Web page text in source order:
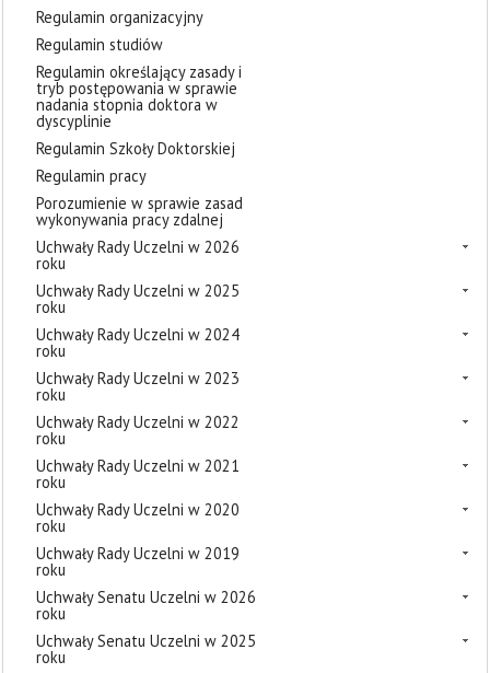
Regulamin organizacyjny
Regulamin studiów
Regulamin określający zasady i
tryb postępowania w sprawie
nadania stopnia doktora w
dyscyplinie
Regulamin Szkoły Doktorskiej
Regulamin pracy
Porozumienie w sprawie zasad
wykonywania pracy zdalnej
Uchwały Rady Uczelni w 2026
roku
Uchwały Rady Uczelni w 2025
roku
Uchwały Rady Uczelni w 2024
roku
Uchwały Rady Uczelni w 2023
roku
Uchwały Rady Uczelni w 2022
roku
Uchwały Rady Uczelni w 2021
roku
Uchwały Rady Uczelni w 2020
roku
Uchwały Rady Uczelni w 2019
roku
Uchwały Senatu Uczelni w 2026
roku
Uchwały Senatu Uczelni w 2025
roku